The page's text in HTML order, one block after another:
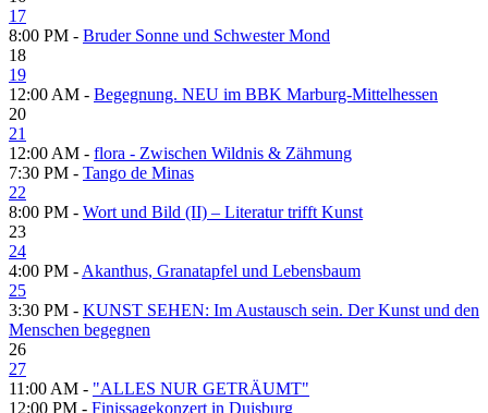
17
8:00 PM - Bruder Sonne und Schwester Mond
18
19
12:00 AM - Begegnung. NEU im BBK Marburg-Mittelhessen
20
21
12:00 AM - flora - Zwischen Wildnis & Zähmung
7:30 PM - Tango de Minas
22
8:00 PM - Wort und Bild (II) – Literatur trifft Kunst
23
24
4:00 PM - Akanthus, Granatapfel und Lebensbaum
25
3:30 PM - KUNST SEHEN: Im Austausch sein. Der Kunst und den
Menschen begegnen
26
27
11:00 AM - "ALLES NUR GETRÄUMT"
12:00 PM - Finissagekonzert in Duisburg